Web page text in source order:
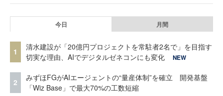
今日 月間
1
清水建設が「20億円プロジェクトを常駐者2名で」を目指す
切実な理由、AIでデジタルゼネコンにも変化
NEW
2
みずほFGがAIエージェントの“量産体制”を確立 開発基盤
「Wiz Base」で最大70%の工数短縮